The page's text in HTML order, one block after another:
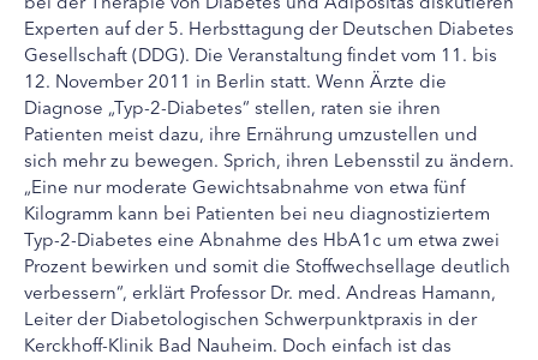
Experten auf der 5. Herbsttagung der Deutschen Diabetes
Gesellschaft (DDG). Die Veranstaltung findet vom 11. bis
12. November 2011 in Berlin statt. Wenn Ärzte die
Diagnose „Typ-2-Diabetes“ stellen, raten sie ihren
Patienten meist dazu, ihre Ernährung umzustellen und
sich mehr zu bewegen. Sprich, ihren Lebensstil zu ändern.
„Eine nur moderate Gewichtsabnahme von etwa fünf
Kilogramm kann bei Patienten bei neu diagnostiziertem
Typ-2-Diabetes eine Abnahme des HbA1c um etwa zwei
Prozent bewirken und somit die Stoffwechsellage deutlich
verbessern“, erklärt Professor Dr. med. Andreas Hamann,
Leiter der Diabetologischen Schwerpunktpraxis in der
Kerckhoff-Klinik Bad Nauheim. Doch einfach ist das